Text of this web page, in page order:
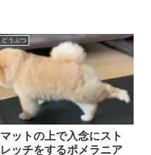
どうぶつ
マットの上で入念にスト
レッチをするポメラニア